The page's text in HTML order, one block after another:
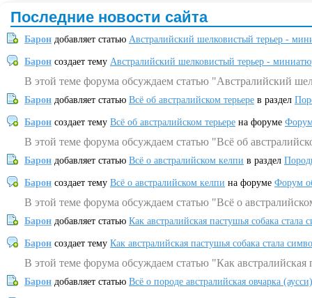
Последние новости сайта
Барон добавляет статью Австралийский шелковистый терьер -
Барон создает тему Австралийский шелковистый терьер -
В этой теме форума обсуждаем статью "Австралийский
Барон добавляет статью Всё об австралийском терьере в раздел
Барон создает тему Всё об австралийском терьере на форуме
В этой теме форума обсуждаем статью "Всё об
Барон добавляет статью Всё о австралийском келпи в раздел
Барон создает тему Всё о австралийском келпи на форуме Форум
В этой теме форума обсуждаем статью "Всё о
Барон добавляет статью Как австралийская пастушья собака
Барон создает тему Как австралийская пастушья собака стала
В этой теме форума обсуждаем статью "Как
Барон добавляет статью Всё о породе австралийская овчарка (аусси)